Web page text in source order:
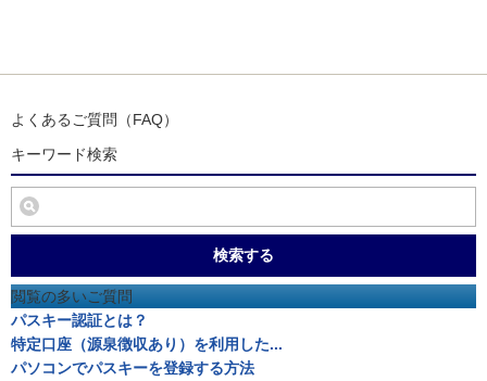
よくあるご質問（FAQ）
キーワード検索
検索する
閲覧の多いご質問
パスキー認証とは？
特定口座（源泉徴収あり）を利用した...
パソコンでパスキーを登録する方法